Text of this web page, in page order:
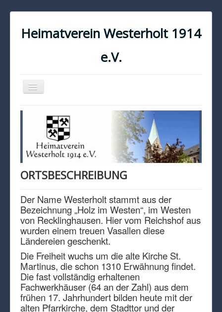
Heimatverein Westerholt 1914
e.V.
Navigation
an/aus
KONTAKT
IMPRESSUM
DATENSCHUTZ
ORTSBESCHREIBUNG
Der Name Westerholt stammt aus der
Bezeichnung „Holz im Westen“, im Westen
von Recklinghausen. Hier vom Reichshof aus
wurden einem treuen Vasallen diese
Ländereien geschenkt.
Die Freiheit wuchs um die alte Kirche St.
Martinus, die schon 1310 Erwähnung findet.
Die fast vollständig erhaltenen
Fachwerkhäuser (64 an der Zahl) aus dem
frühen 17. Jahrhundert bilden heute mit der
alten Pfarrkirche, dem Stadttor und der